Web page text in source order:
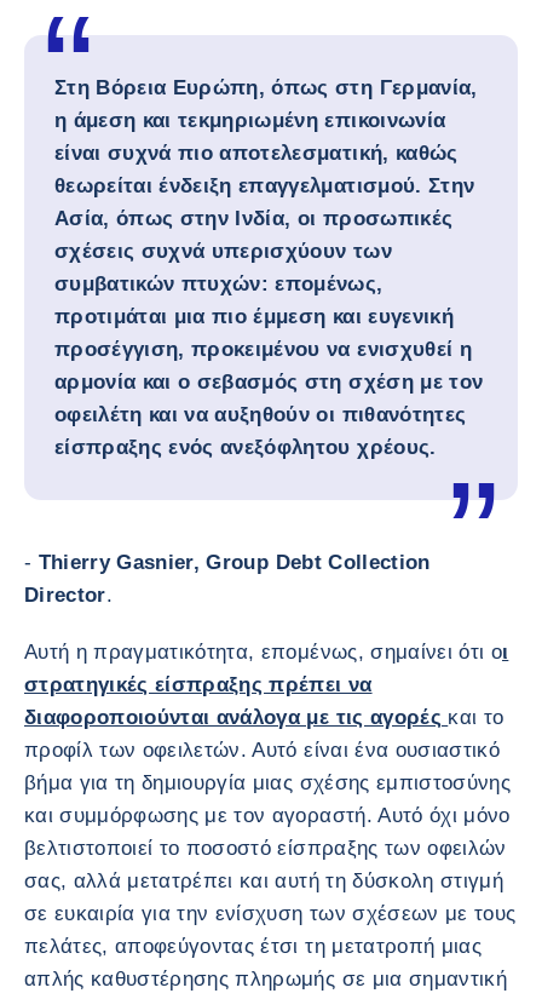
Στη Βόρεια Ευρώπη, όπως στη Γερμανία,
η άμεση και τεκμηριωμένη επικοινωνία
είναι συχνά πιο αποτελεσματική, καθώς
θεωρείται ένδειξη επαγγελματισμού. Στην
Ασία, όπως στην Ινδία, οι προσωπικές
σχέσεις συχνά υπερισχύουν των
συμβατικών πτυχών: επομένως,
προτιμάται μια πιο έμμεση και ευγενική
προσέγγιση, προκειμένου να ενισχυθεί η
αρμονία και ο σεβασμός στη σχέση με τον
οφειλέτη και να αυξηθούν οι πιθανότητες
είσπραξης ενός ανεξόφλητου χρέους.
- Thierry Gasnier, Group Debt Collection
Director.
Αυτή η πραγματικότητα, επομένως, σημαίνει ότι oι
στρατηγικές είσπραξης πρέπει να
διαφοροποιούνται ανάλογα με τις αγορές και το
προφίλ των οφειλετών. Αυτό είναι ένα ουσιαστικό
βήμα για τη δημιουργία μιας σχέσης εμπιστοσύνης
και συμμόρφωσης με τον αγοραστή. Αυτό όχι μόνο
βελτιστοποιεί το ποσοστό είσπραξης των οφειλών
σας, αλλά μετατρέπει και αυτή τη δύσκολη στιγμή
σε ευκαιρία για την ενίσχυση των σχέσεων με τους
πελάτες, αποφεύγοντας έτσι τη μετατροπή μιας
απλής καθυστέρησης πληρωμής σε μια σημαντική